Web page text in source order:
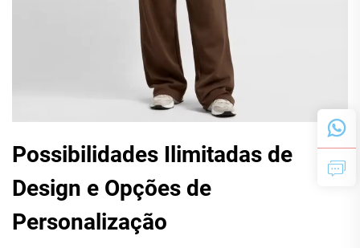
Possibilidades Ilimitadas de
Design e Opções de
Personalização